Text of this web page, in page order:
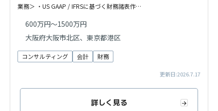
業務＞ ・US GAAP / IFRSに基づく財務諸表作…
600万円～1500万円
大阪府大阪市北区、東京都港区
コンサルティング 会計 財務
更新日:2026.7.17
詳しく見る